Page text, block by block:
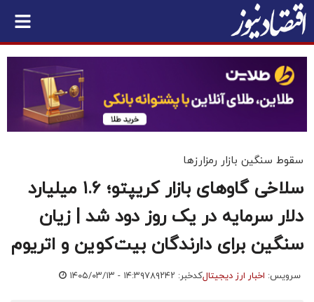
سقوط سنگین بازار رمزارزها
سلاخی گاوهای بازار کریپتو؛ ۱.۶ میلیارد
دلار سرمایه در یک روز دود شد | زیان
سنگین برای دارندگان بیت‌کوین و اتریوم
سرویس: اخبار ارز دیجیتالکدخبر: ۷۸۹۲۴۲ ۱۴۰۵/۰۳/۱۳ - ۱۴:۳۹